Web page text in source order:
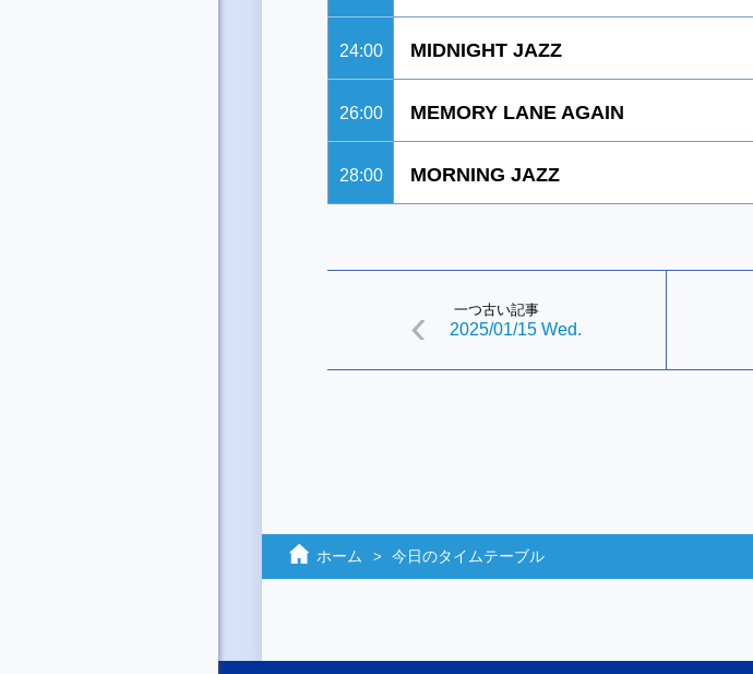
24:00 MIDNIGHT JAZZ
26:00 MEMORY LANE AGAIN
28:00 MORNING JAZZ
一つ古い記事
2025/01/15 Wed.
ホーム 今日のタイムテーブル